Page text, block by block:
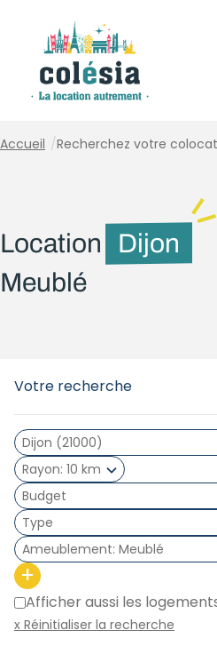
Accueil /Recherchez votre
Location
Dijon
Meublé
Votre recherche
Rayon 10 km
Type
Ameublement Meublé
+
Afficher aussi les
x Réinitialiser la recherche